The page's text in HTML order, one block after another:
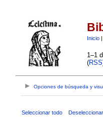
Inicio|
1–1
(RSS
Opciones de búsqueda y
Seleccionar todo